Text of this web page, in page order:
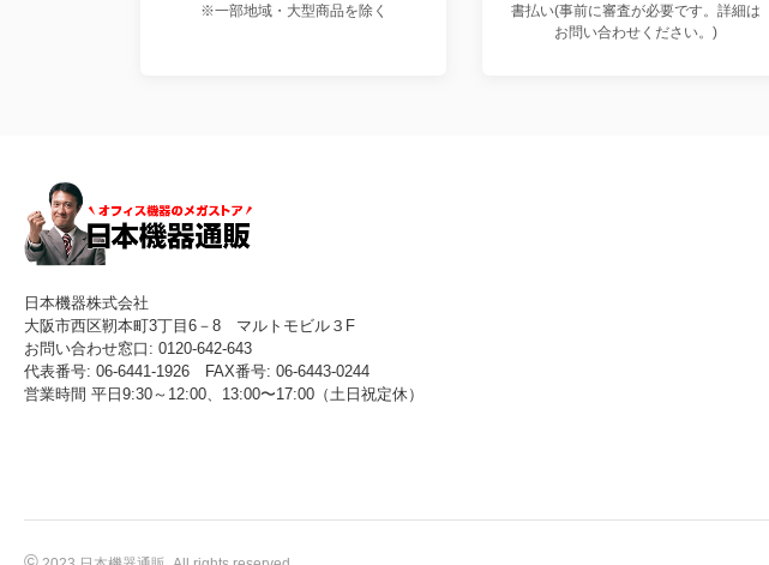
※一部地域・大型商品を除く
書払い(事前に審査が必要です。詳細は
お問い合わせください。)
日本機器株式会社
大阪市西区靭本町3丁目6－8 マルトモビル３F
お問い合わせ窓口: 0120-642-643
代表番号: 06-6441-1926 FAX番号: 06-6443-0244
営業時間 平日9:30～12:00、13:00〜17:00（土日祝定休）